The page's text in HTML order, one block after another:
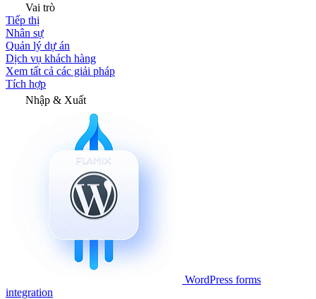
Vai trò
Tiếp thị
Nhân sự
Quản lý dự án
Dịch vụ khách hàng
Xem tất cả các giải pháp
Tích hợp
Nhập & Xuất
WordPress forms
integration